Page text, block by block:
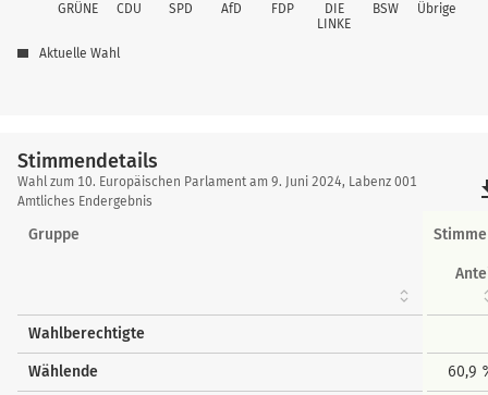
GRÜNE CDU SPD AfD FDP
DIE
LINKE
BSW Übrige
Aktuelle Wahl
Stimmendetails
Stimmendetails
Wahl zum 10. Europäischen Parlament am 9. Juni 2024, Labenz 001
Amtliches Endergebnis
Gruppe
Wahlberechtigte
Wählende 60,9